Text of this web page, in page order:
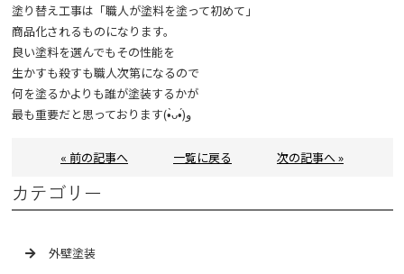
塗り替え工事は「職人が塗料を塗って初めて」
商品化されるものになります。
良い塗料を選んでもその性能を
生かすも殺すも職人次第になるので
何を塗るかよりも誰が塗装するかが
最も重要だと思っております(•̀ᴗ•́)و
« 前の記事へ 一覧に戻る 次の記事へ »
カテゴリー
外壁塗装